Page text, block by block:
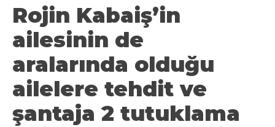
Rojin Kabaiş’in
ailesinin de
aralarında olduğu
ailelere tehdit ve
şantaja 2 tutuklama